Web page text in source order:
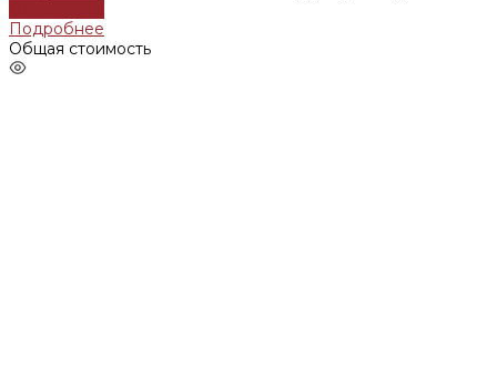
Подробнее
Общая стоимость